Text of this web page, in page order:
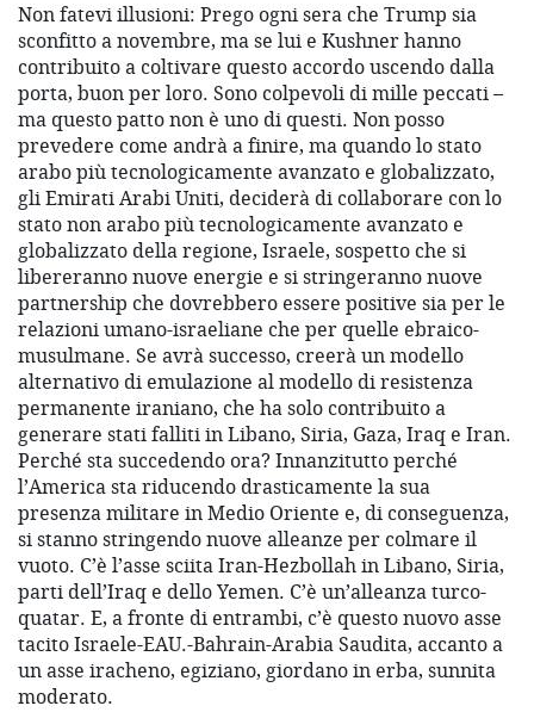
Non fatevi illusioni: Prego ogni sera che Trump sia
sconfitto a novembre, ma se lui e Kushner hanno
contribuito a coltivare questo accordo uscendo dalla
porta, buon per loro. Sono colpevoli di mille peccati –
ma questo patto non è uno di questi. Non posso
prevedere come andrà a finire, ma quando lo stato
arabo più tecnologicamente avanzato e globalizzato,
gli Emirati Arabi Uniti, deciderà di collaborare con lo
stato non arabo più tecnologicamente avanzato e
globalizzato della regione, Israele, sospetto che si
libereranno nuove energie e si stringeranno nuove
partnership che dovrebbero essere positive sia per le
relazioni umano-israeliane che per quelle ebraico-
musulmane. Se avrà successo, creerà un modello
alternativo di emulazione al modello di resistenza
permanente iraniano, che ha solo contribuito a
generare stati falliti in Libano, Siria, Gaza, Iraq e Iran.
Perché sta succedendo ora? Innanzitutto perché
l’America sta riducendo drasticamente la sua
presenza militare in Medio Oriente e, di conseguenza,
si stanno stringendo nuove alleanze per colmare il
vuoto. C’è l’asse sciita Iran-Hezbollah in Libano, Siria,
parti dell’Iraq e dello Yemen. C’è un’alleanza turco-
quatar. E, a fronte di entrambi, c’è questo nuovo asse
tacito Israele-EAU.-Bahrain-Arabia Saudita, accanto a
un asse iracheno, egiziano, giordano in erba, sunnita
moderato.